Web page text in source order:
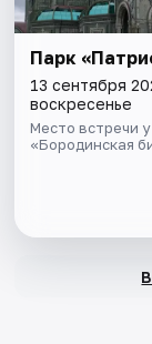
Парк
13 сентября
воскресенье
Место встречи у
«Бородинская